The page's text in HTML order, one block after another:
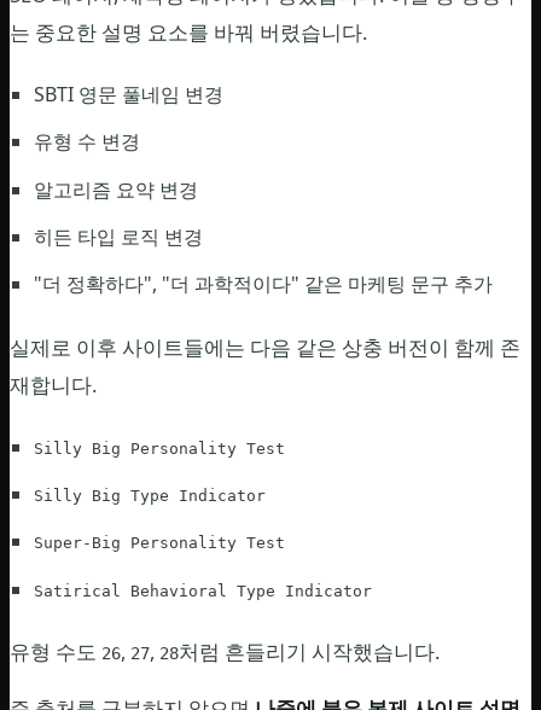
는 중요한 설명 요소를 바꿔 버렸습니다.
SBTI 영문 풀네임 변경
유형 수 변경
알고리즘 요약 변경
히든 타입 로직 변경
"더 정확하다", "더 과학적이다" 같은 마케팅 문구 추가
실제로 이후 사이트들에는 다음 같은 상충 버전이 함께 존
재합니다.
Silly Big Personality Test
Silly Big Type Indicator
Super-Big Personality Test
Satirical Behavioral Type Indicator
유형 수도 26, 27, 28처럼 흔들리기 시작했습니다.